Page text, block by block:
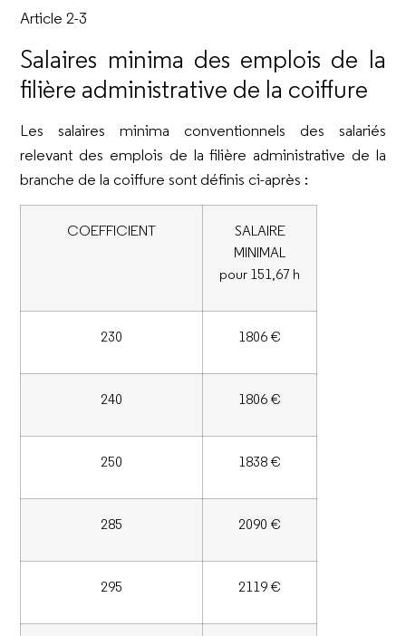
Article 2-3
Salaires minima des emplois de la
filière administrative de la coiffure
Les salaires minima conventionnels des salariés
relevant des emplois de la filière administrative de la
branche de la coiffure sont définis ci-après :
COEFFICIENT
SALAIRE
MINIMAL
pour 151,67 h
230 1806 €
240 1806 €
250 1838 €
285 2090 €
295 2119 €